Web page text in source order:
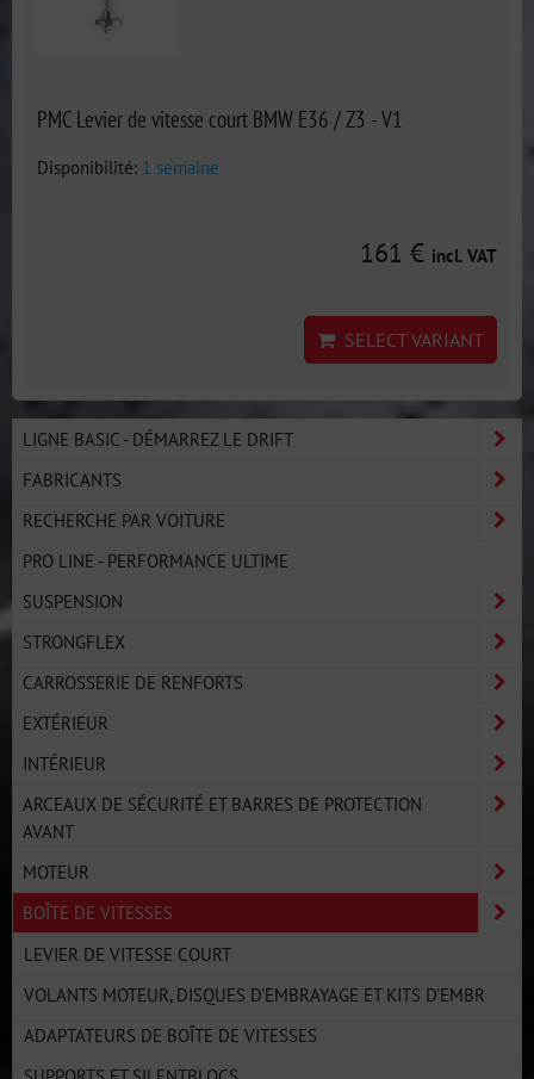
PMC Levier de vitesse court BMW E36 / Z3 - V1
Disponibilité: 1 semaine
161 € incl. VAT
SELECT VARIANT
LIGNE BASIC - DÉMARREZ LE DRIFT
FABRICANTS
RECHERCHE PAR VOITURE
PRO LINE - PERFORMANCE ULTIME
SUSPENSION
STRONGFLEX
CARROSSERIE DE RENFORTS
EXTÉRIEUR
INTÉRIEUR
ARCEAUX DE SÉCURITÉ ET BARRES DE PROTECTION
AVANT
MOTEUR
BOÎTE DE VITESSES
LEVIER DE VITESSE COURT
VOLANTS MOTEUR, DISQUES D'EMBRAYAGE ET KITS D'EMBR
ADAPTATEURS DE BOÎTE DE VITESSES